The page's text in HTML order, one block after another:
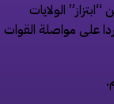
الولايات
مواصلة القوات